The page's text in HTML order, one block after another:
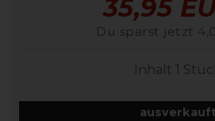
35,95
Du sparst jetzt
Inhalt 1
ausverkauft